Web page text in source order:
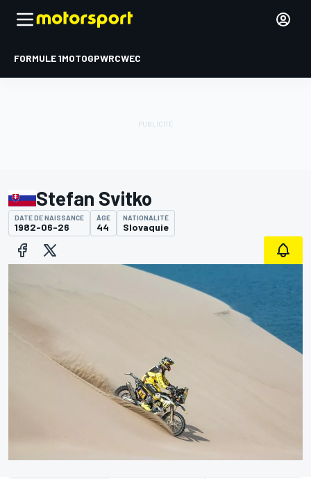
FORMULE 1MOTOGPWRCWEC
Stefan Svitko
DATE DE NAISSANCE
1982-06-26
ÂGE
44
NATIONALITÉ
Slovaquie